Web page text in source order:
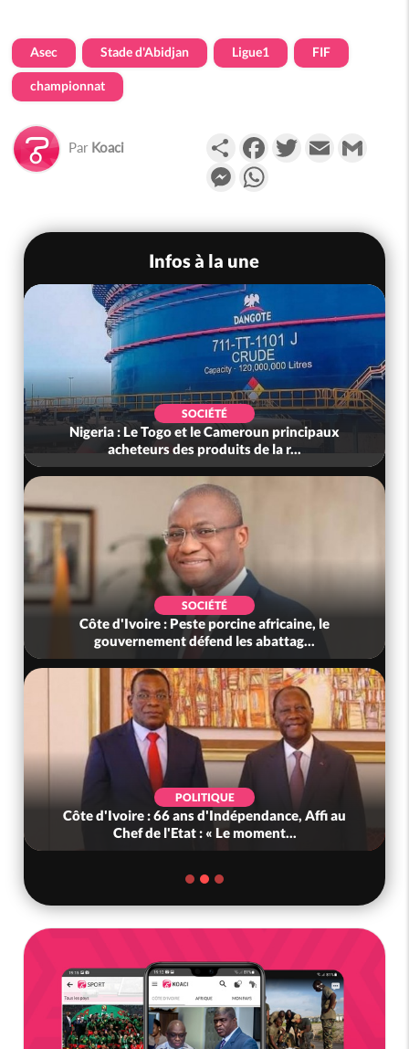
Asec Stade d'Abidjan Ligue1 FIF
championnat
Par Koaci PartagerFacebookTwitterEmail
Messenger
Infos à la une
SOCIÉTÉ
Nigeria : Le Togo et le Cameroun principaux
acheteurs des produits de la r...
SOCIÉTÉ
Côte d'Ivoire : Peste porcine africaine, le
gouvernement défend les abattag...
POLITIQUE
Côte d'Ivoire : 66 ans d'Indépendance, Affi au
Chef de l'Etat : « Le moment...